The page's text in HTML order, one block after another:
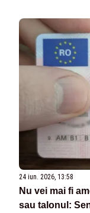
24 iun. 2026, 13:58
Nu vei mai fi
sau talonul: